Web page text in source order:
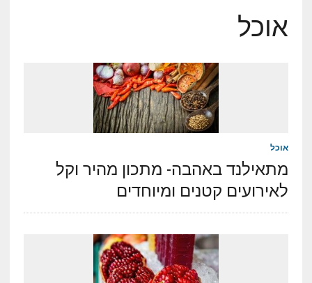
אוכל
אוכל
מתאילנד באהבה- מתכון מהיר וקל
לאירועים קטנים ומיוחדים